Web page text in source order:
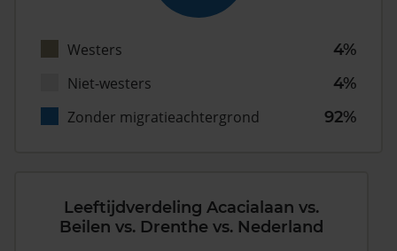
Westers
4%
Niet-westers
4%
Zonder migratieachtergrond
92%
Leeftijdverdeling Acacialaan vs.
Beilen vs. Drenthe vs. Nederland